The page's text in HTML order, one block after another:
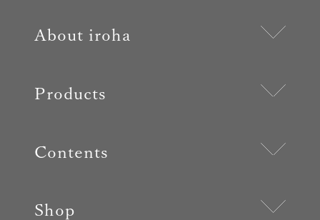
About iroha
Products
Contents
Shop